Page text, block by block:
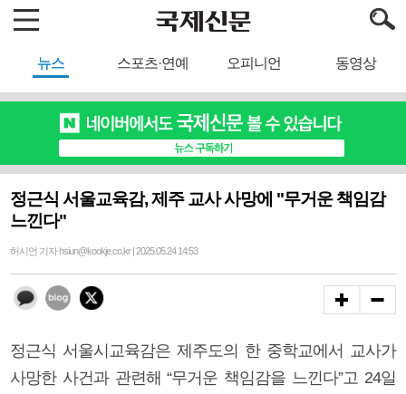
뉴스 스포츠·연예 오피니언 동영상
정근식 서울교육감, 제주 교사 사망에 "무거운 책임감
느낀다"
허시언 기자 hsiun@kookje.co.kr | 2025.05.24 14:53
정근식 서울시교육감은 제주도의 한 중학교에서 교사가
사망한 사건과 관련해 “무거운 책임감을 느낀다”고 24일